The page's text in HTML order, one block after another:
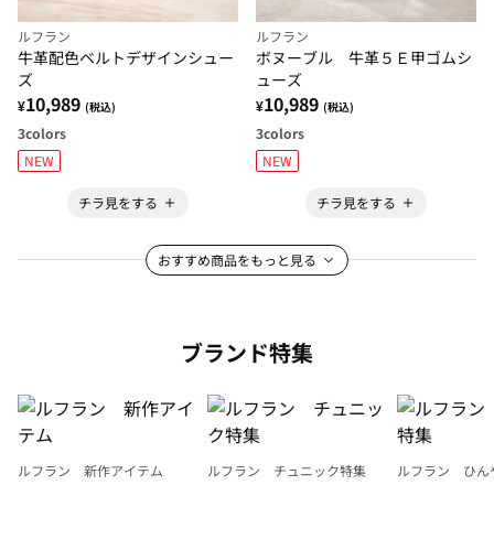
ルフラン
牛革配色ベルトデザインシュー
ズ
¥10,989 (税込)
3colors
NEW
チラ見をする
ルフラン
ボヌーブル 牛革５Ｅ甲ゴムシ
ューズ
¥10,989 (税込)
3colors
NEW
チラ見をする
おすすめ商品をもっと見る
ブランド特集
ルフラン 新作アイテム ルフラン チュニック特集 ルフラン ひん